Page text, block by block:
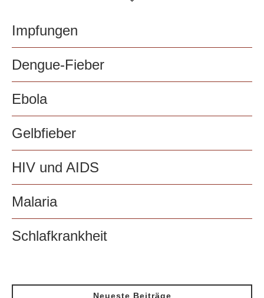
Impfungen
Dengue-Fieber
Ebola
Gelbfieber
HIV und AIDS
Malaria
Schlafkrankheit
Neueste Beiträge